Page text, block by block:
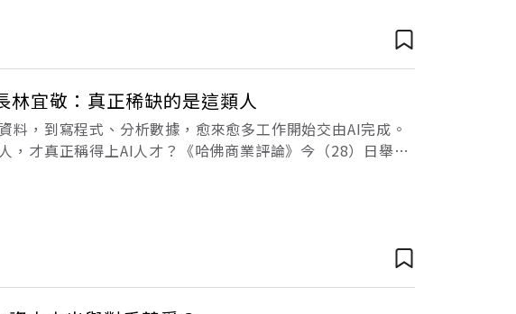
林宜敬：真正稀缺的是這類人
，到寫程式、分析數據，愈來愈多工作開始交由AI完成。
，才真正稱得上AI人才？《哈佛商業評論》今（28）日舉辦